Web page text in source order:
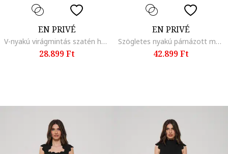
EN PRIVÉ
V-nyakú virágmintás szatén hálóing, Fehér/Fekete/Páfrányzöld
28.899 Ft
EN PRIVÉ
Szögletes nyakú párnázott melltartó és leggings szett, Tópbarna
42.899 Ft